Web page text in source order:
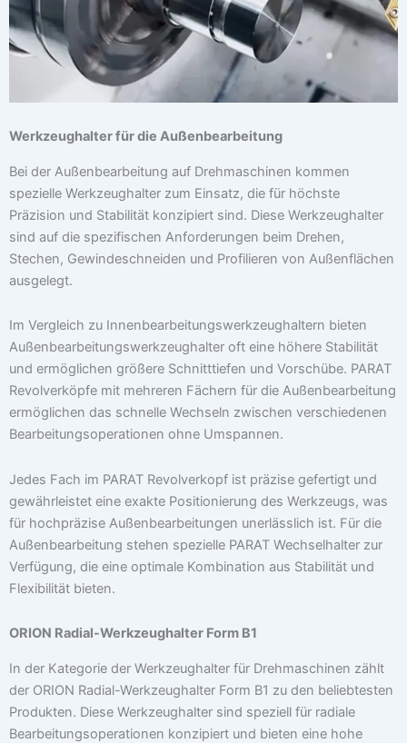
Werkzeughalter für die Außenbearbeitung
Bei der Außenbearbeitung auf Drehmaschinen kommen
spezielle Werkzeughalter zum Einsatz, die für höchste
Präzision und Stabilität konzipiert sind. Diese Werkzeughalter
sind auf die spezifischen Anforderungen beim Drehen,
Stechen, Gewindeschneiden und Profilieren von Außenflächen
ausgelegt.
Im Vergleich zu Innenbearbeitungswerkzeughaltern bieten
Außenbearbeitungswerkzeughalter oft eine höhere Stabilität
und ermöglichen größere Schnitttiefen und Vorschübe. PARAT
Revolverköpfe mit mehreren Fächern für die Außenbearbeitung
ermöglichen das schnelle Wechseln zwischen verschiedenen
Bearbeitungsoperationen ohne Umspannen.
Jedes Fach im PARAT Revolverkopf ist präzise gefertigt und
gewährleistet eine exakte Positionierung des Werkzeugs, was
für hochpräzise Außenbearbeitungen unerlässlich ist. Für die
Außenbearbeitung stehen spezielle PARAT Wechselhalter zur
Verfügung, die eine optimale Kombination aus Stabilität und
Flexibilität bieten.
ORION Radial-Werkzeughalter Form B1
In der Kategorie der Werkzeughalter für Drehmaschinen zählt
der ORION Radial-Werkzeughalter Form B1 zu den beliebtesten
Produkten. Diese Werkzeughalter sind speziell für radiale
Bearbeitungsoperationen konzipiert und bieten eine hohe